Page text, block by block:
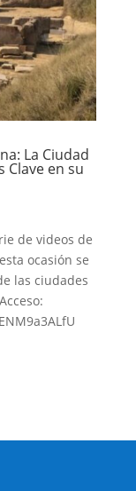
La Ciudad
Clave en su
de videos de
ocasión se
las ciudades